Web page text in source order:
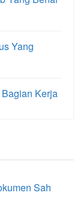
Yang
Kerja
Sah